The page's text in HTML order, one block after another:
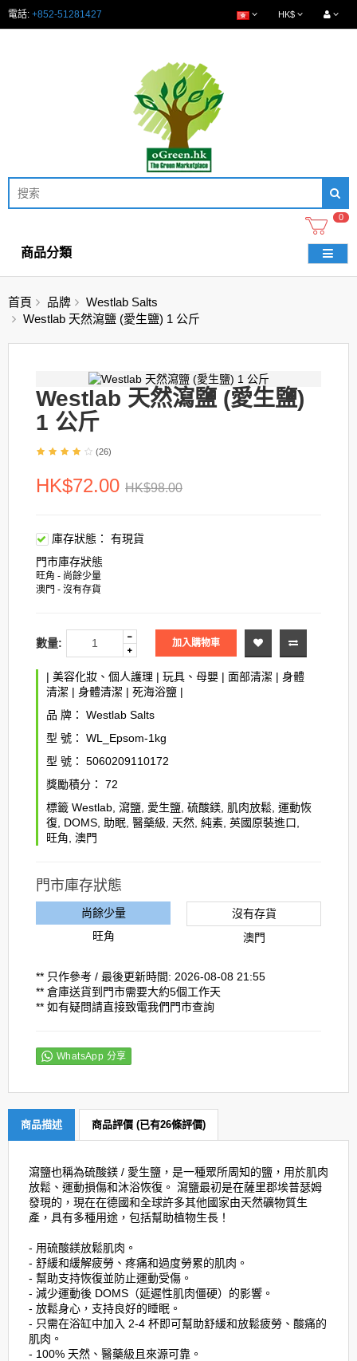
電話: +852-51281427 HK$
0
商品分類
首頁 品牌
Westlab Salts
Westlab 天然瀉鹽 (愛生鹽) 1 公斤
Westlab 天然瀉鹽 (愛生鹽)
1 公斤
(26)
HK$72.00 HK$98.00
庫存狀態：
有現貨
門市庫存狀態
旺角 - 尚餘少量
澳門 - 沒有存貨
數量: 加入購物車
| 美容化妝、個人護理 | 玩具、母嬰 | 面部清潔 | 身體
清潔 | 身體清潔 | 死海浴鹽 |
品 牌：
Westlab Salts
型 號：
WL_Epsom-1kg
型 號：
5060209110172
獎勵積分：
72
標籤 Westlab 瀉鹽 愛生鹽 硫酸鎂 肌肉放鬆 運動恢
復 DOMS 助眠 醫藥級 天然 純素 英國原裝進口
旺角 澳門
門市庫存狀態
尚餘少量
旺角
沒有存貨
澳門
** 只作參考 / 最後更新時間: 2026-08-08 21:55
** 倉庫送貨到門市需要大約5個工作天
** 如有疑問請直接致電我們門市查詢
WhatsApp 分享
商品描述 商品評價 (已有26條評價)
瀉鹽也稱為硫酸鎂 / 愛生鹽，是一種眾所周知的鹽，用於肌肉
放鬆、運動損傷和沐浴恢復。 瀉鹽最初是在薩里郡埃普瑟姆
發現的，現在在德國和全球許多其他國家由天然礦物質生
產，具有多種用途，包括幫助植物生長！
- 用硫酸鎂放鬆肌肉。
- 舒緩和緩解疲勞、疼痛和過度勞累的肌肉。
- 幫助支持恢復並防止運動受傷。
- 減少運動後 DOMS（延遲性肌肉僵硬）的影響。
- 放鬆身心，支持良好的睡眠。
- 只需在浴缸中加入 2-4 杯即可幫助舒緩和放鬆疲勞、酸痛的
肌肉。
- 100% 天然、醫藥級且來源可靠。